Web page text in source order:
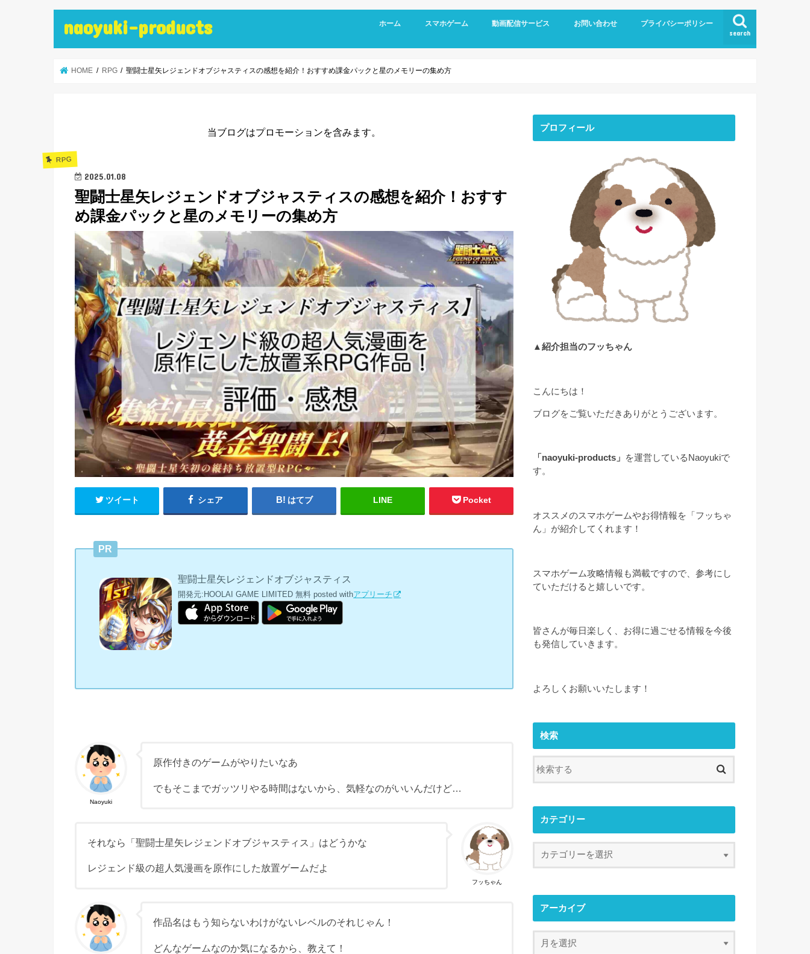
naoyuki-products search
ホーム スマホゲーム
RPG
アクション
シミュレーション
パズル
スポーツ
リズムゲーム
動画配信サービス お問い合わせ プライバシーポリシー
HOME RPG 聖闘士星矢レジェンドオブジャスティスの感想を紹介！おすすめ課金パックと星のメモリーの集め方
当ブログはプロモーションを含みます。
RPG
2025.01.08
聖闘士星矢レジェンドオブジャスティスの感想を紹介！おすす
め課金パックと星のメモリーの集め方
ツイート シェア はてブ LINE Pocket
PR
聖闘士星矢レジェンドオブジャスティス
開発元: HOOLAI GAME LIMITED 無料 posted withアプリーチ
Naoyuki
原作付きのゲームがやりたいなあ
でもそこまでガッツリやる時間はないから、気軽なのがいいんだけど…
フッちゃん
それなら「聖闘士星矢レジェンドオブジャスティス」はどうかな
レジェンド級の超人気漫画を原作にした放置ゲームだよ
作品名はもう知らないわけがないレベルのそれじゃん！
どんなゲームなのか気になるから、教えて！
プロフィール
▲紹介担当のフッちゃん
こんにちは！
ブログをご覧いただきありがとうございます。
「naoyuki-products」
を運営しているNaoyukiで
す。
オススメのスマホゲームやお得情報を「フッちゃ
ん」が紹介してくれます！
スマホゲーム攻略情報も満載ですので、参考にし
ていただけると嬉しいです。
皆さんが毎日楽しく、お得に過ごせる情報を今後
も発信していきます。
よろしくお願いいたします！
検索
カテゴリー
アーカイブ